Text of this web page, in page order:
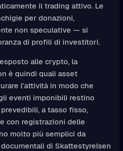
il trading attivo. Le
per donazioni,
non speculative — si
di profili di investitori.
alle crypto, la
è quindi quali asset
l’attività in modo che
eventi imponibili restino
a tasso fisso,
con registrazioni delle
molto più semplici da
di Skattestyrelsen